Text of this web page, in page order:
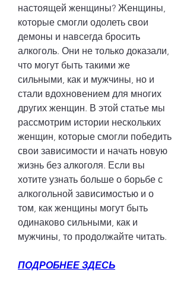
настоящей женщины? Женщины,
которые смогли одолеть свои
демоны и навсегда бросить
алкоголь. Они не только доказали,
что могут быть такими же
сильными, как и мужчины, но и
стали вдохновением для многих
других женщин. В этой статье мы
рассмотрим истории нескольких
женщин, которые смогли победить
свои зависимости и начать новую
жизнь без алкоголя. Если вы
хотите узнать больше о борьбе с
алкогольной зависимостью и о
том, как женщины могут быть
одинаково сильными, как и
мужчины, то продолжайте читать.
ПОДРОБНЕЕ ЗДЕСЬ